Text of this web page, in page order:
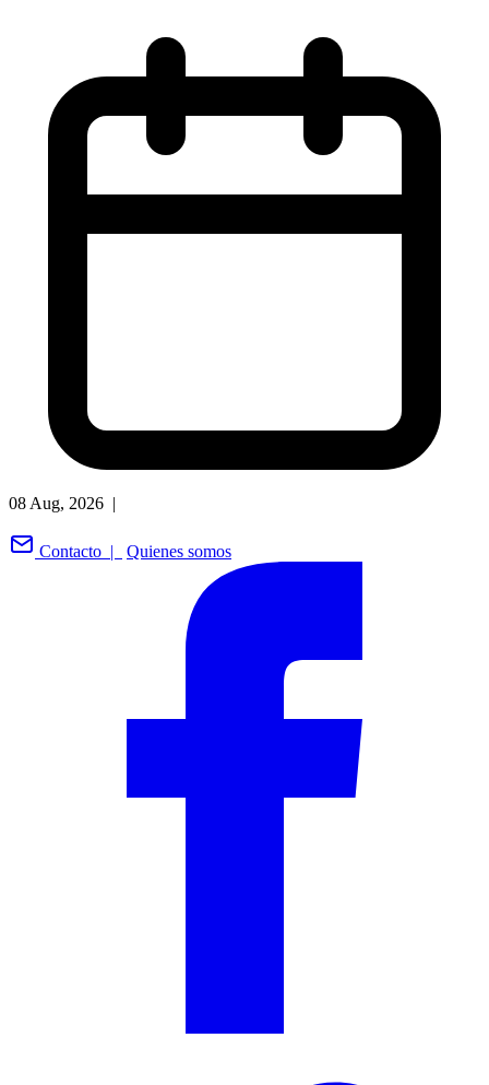
08 Aug, 2026 |
Contacto | Quienes somos